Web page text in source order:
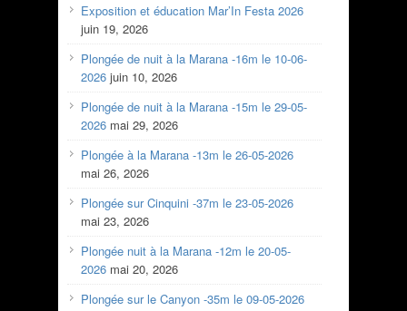
Exposition et éducation Mar’In Festa 2026
juin 19, 2026
Plongée de nuit à la Marana -16m le 10-06-
2026 juin 10, 2026
Plongée de nuit à la Marana -15m le 29-05-
2026 mai 29, 2026
Plongée à la Marana -13m le 26-05-2026
mai 26, 2026
Plongée sur Cinquini -37m le 23-05-2026
mai 23, 2026
Plongée nuit à la Marana -12m le 20-05-
2026 mai 20, 2026
Plongée sur le Canyon -35m le 09-05-2026